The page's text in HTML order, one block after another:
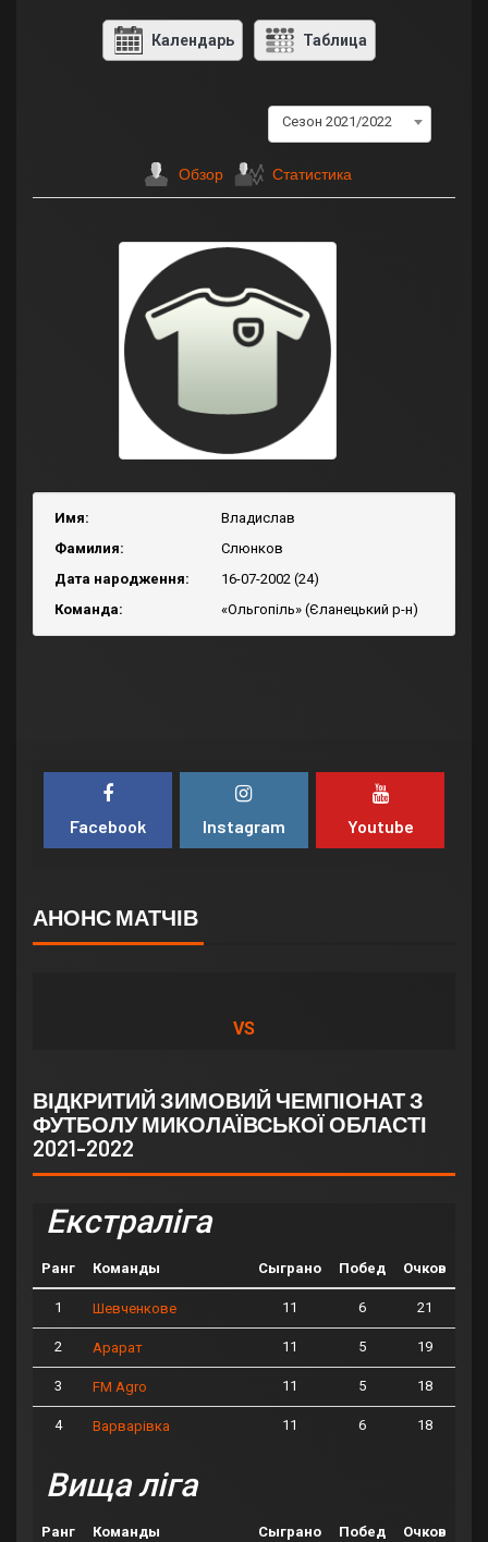
Календарь Таблица
Сезон 2021/2022
Обзор Статистика
Имя:
Владислав
Фамилия:
Слюнков
Дата народження:
16-07-2002 (24)
Команда:
«Ольгопіль» (Єланецький р-н)
Facebook Instagram Youtube
АНОНС МАТЧІВ
VS
ВІДКРИТИЙ ЗИМОВИЙ ЧЕМПІОНАТ З
ФУТБОЛУ МИКОЛАЇВСЬКОЇ ОБЛАСТІ
2021-2022
Екстраліга
Ранг Команды Сыграно Побед Очков
1 Шевченкове 11 6 21
2 Арарат 11 5 19
3 FM Agro 11 5 18
4 Варварівка 11 6 18
Вища ліга
Ранг Команды Сыграно Побед Очков